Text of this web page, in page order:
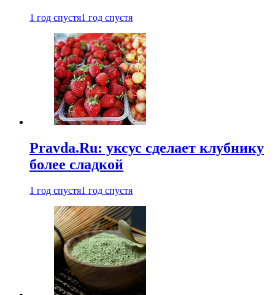
1 год спустя1 год спустя
Pravda.Ru: уксус сделает клубнику
более сладкой
1 год спустя1 год спустя